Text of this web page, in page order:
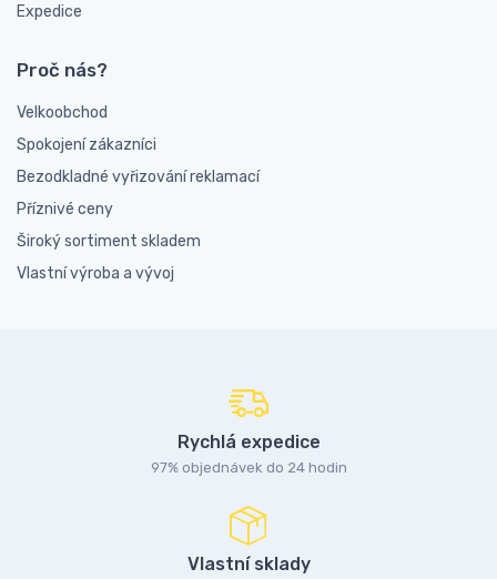
Expedice
Proč nás?
Velkoobchod
Spokojení zákazníci
Bezodkladné vyřizování reklamací
Příznivé ceny
Široký sortiment skladem
Vlastní výroba a vývoj
Rychlá expedice
97% objednávek do 24 hodin
Vlastní sklady